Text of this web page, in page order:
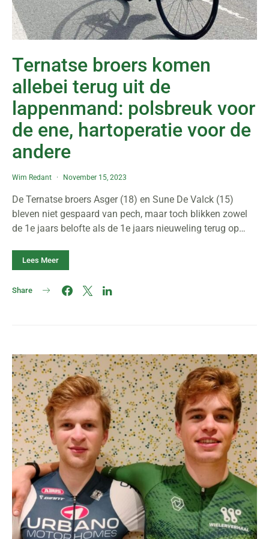
Ternatse broers komen
allebei terug uit de
lappenmand: polsbreuk voor
de ene, hartoperatie voor de
andere
Wim Redant November 15, 2023
De Ternatse broers Asger (18) en Sune De Valck (15)
bleven niet gespaard van pech, maar toch blikken zowel
de 1e jaars belofte als de 1e jaars nieuweling terug op…
Lees Meer
Share